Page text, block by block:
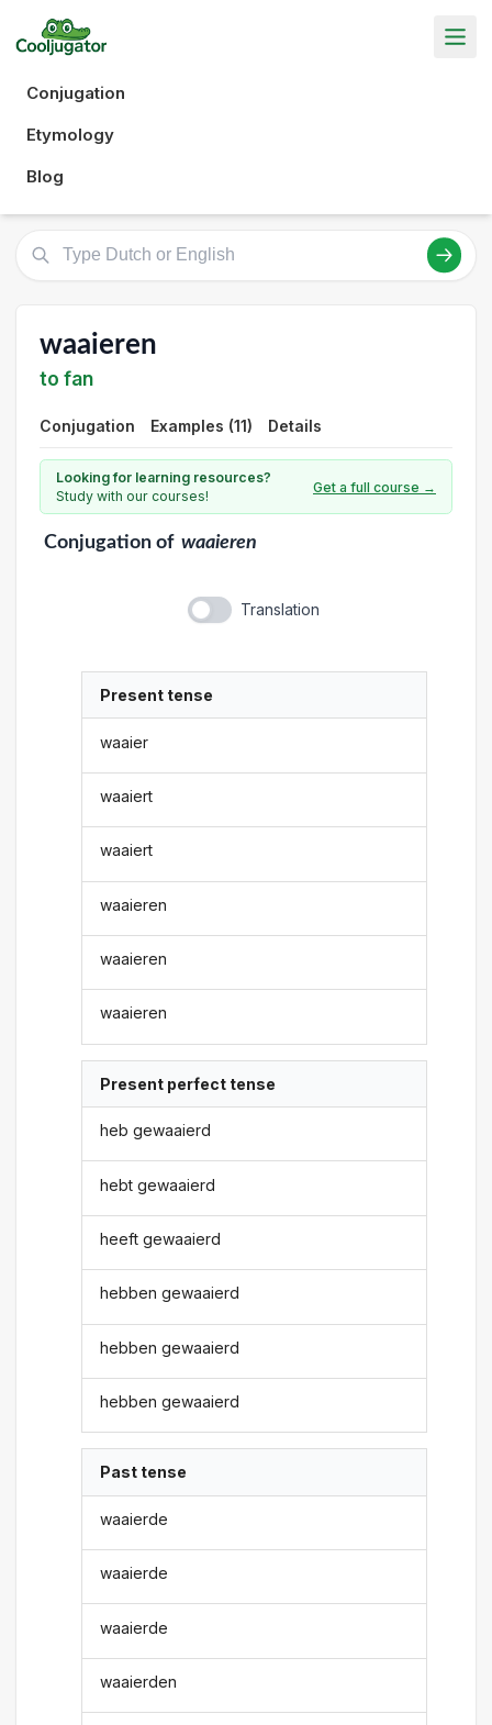
Conjugation
Etymology
Blog
waaieren
to fan
Conjugation Examples (11) Details
Looking for learning resources?
Study with our courses!
Get a full course →
Conjugationof waaieren
Translation
Present tense
waaier
waaiert
waaiert
waaieren
waaieren
waaieren
Present perfect tense
heb gewaaierd
hebt gewaaierd
heeft gewaaierd
hebben gewaaierd
hebben gewaaierd
hebben gewaaierd
Past tense
waaierde
waaierde
waaierde
waaierden